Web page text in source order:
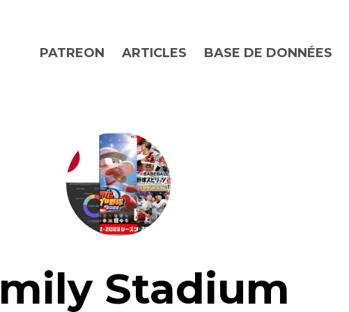
PATREON ARTICLES BASE DE DONNÉES
Stadium